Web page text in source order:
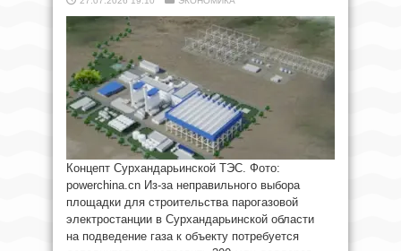
Концепт Сурхандарьинской ТЭС. Фото:
powerchina.cn Из-за неправильного выбора
площадки для строительства парогазовой
электростанции в Сурхандарьинской области
на подведение газа к объекту потребуется